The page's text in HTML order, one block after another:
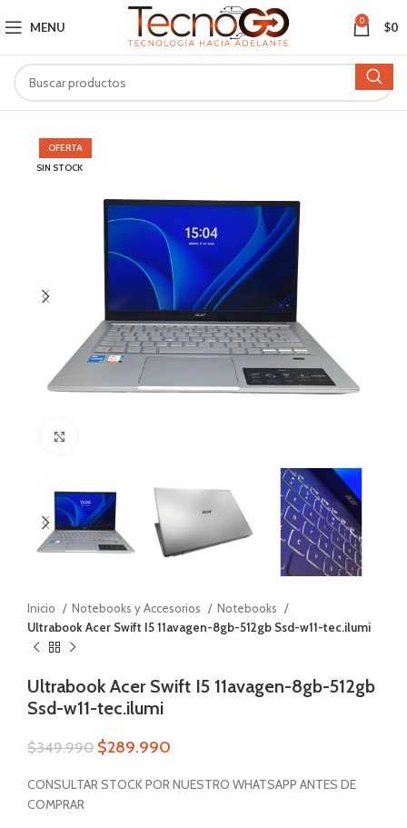
MENU 0 $0
OFERTA
SIN STOCK
Inicio Notebooks y Accesorios
Notebooks
Ultrabook Acer Swift I5 11avagen-8gb-512gb Ssd-w11-tec.ilumi
Ultrabook Acer Swift I5 11avagen-8gb-512gb
Ssd-w11-tec.ilumi
$349.990 $289.990
CONSULTAR STOCK POR NUESTRO WHATSAPP ANTES DE
COMPRAR